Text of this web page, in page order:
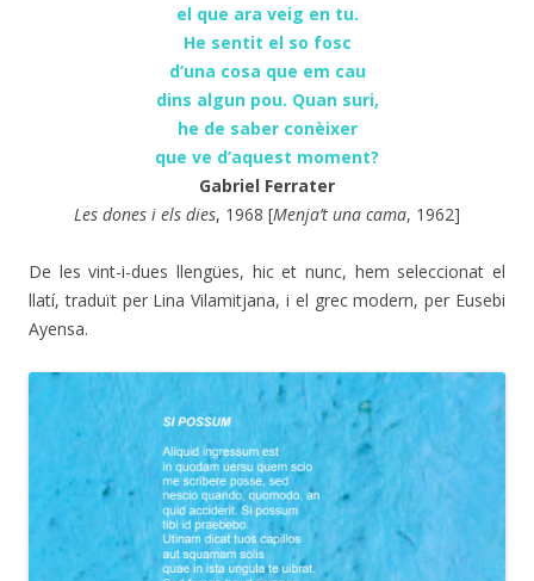
el que ara veig en tu.
He sentit el so fosc
d’una cosa que em cau
dins algun pou. Quan suri,
he de saber conèixer
que ve d’aquest moment?
Gabriel Ferrater
Les dones i els dies, 1968 [Menja’t una cama, 1962]
De les vint-i-dues llengües, hic et nunc, hem seleccionat el
llatí, traduït per Lina Vilamitjana, i el grec modern, per Eusebi
Ayensa.